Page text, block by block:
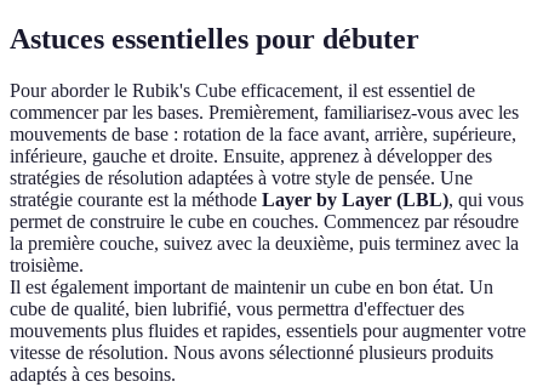
Astuces essentielles pour débuter
Pour aborder le Rubik's Cube efficacement, il est essentiel de
commencer par les bases. Premièrement, familiarisez-vous avec les
mouvements de base : rotation de la face avant, arrière, supérieure,
inférieure, gauche et droite. Ensuite, apprenez à développer des
stratégies de résolution adaptées à votre style de pensée. Une
stratégie courante est la méthode Layer by Layer (LBL), qui vous
permet de construire le cube en couches. Commencez par résoudre
la première couche, suivez avec la deuxième, puis terminez avec la
troisième.
Il est également important de maintenir un cube en bon état. Un
cube de qualité, bien lubrifié, vous permettra d'effectuer des
mouvements plus fluides et rapides, essentiels pour augmenter votre
vitesse de résolution. Nous avons sélectionné plusieurs produits
adaptés à ces besoins.